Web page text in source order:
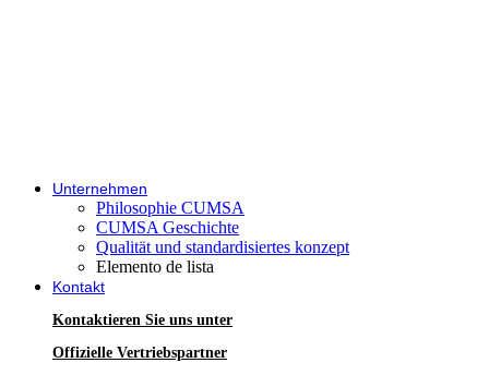
Unternehmen
Philosophie CUMSA
CUMSA Geschichte
Qualität und standardisiertes konzept
Elemento de lista
Kontakt
Kontaktieren Sie uns unter
Offizielle Vertriebspartner